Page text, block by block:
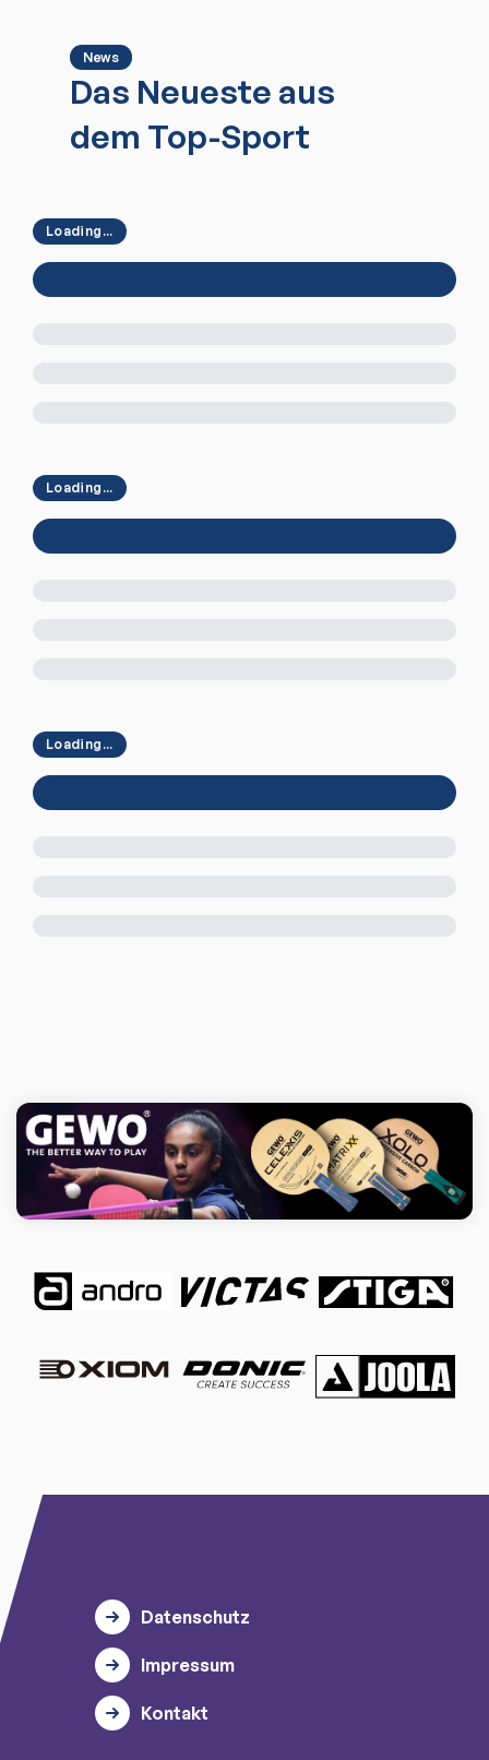
News
Das Neueste aus
dem Top-Sport
Loading...
Loading...
Loading...
Datenschutz
Impressum
Kontakt